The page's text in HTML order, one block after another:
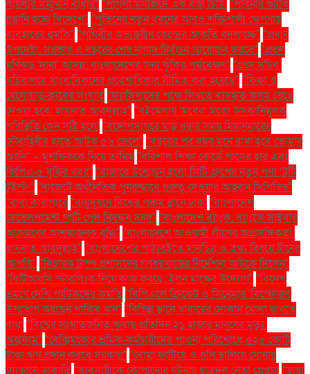
লায়লার সম্মুখীন বাধার" "পাগলা মসজিদে এক বস্তা চিঠি:"পাবনার শুঁটকি
রপ্তানি হচ্ছে বিদেশে" "পুতিনের নতুন ধরনের আরও শক্তিশালী ক্ষেপণাস্ত্র
ব্যবহারের হুমকি" "পৃথিবীর অভ্যন্তরীণ কেন্দ্রের আকৃতি বদলাচ্ছে" "প্রধান
উপদেষ্টা: সরকার এ বছরের শেষ নাগাদ নির্বাচন আয়োজন করবে" "প্রবল
ঘূর্ণিঝড় 'দানা' আসন্ন: বাংলাদেশের জন্য ঝুঁকির পর্যবেক্ষণ" "প্রেস সচিব:
সচিবালয়ে সাংবাদিকদের প্রবেশাধিকার সীমিত করা হয়েছে" "ফিফা ও
খেলোয়াড়-ক্লাবের সংঘাত"ফ্যাসিবাদের পক্ষে লিখতে ব্যবহৃত কলম ভেঙে
দেওয়া হবে: হাসনাত আবদুল্লাহ" "বইমেলায় ‘মবের’ মতো উসকানিমূলক
পরিস্থিতি কেন সৃষ্টি হলো"বঙ্গোপসাগরে মাছ ধরার সময় মিয়ানমারের
নৌবাহিনীর হাতে আটক ৫৬ জেলে" "বছরের পর বছর মনে রাখা হবে তোমার
অর্জন" – মুশফিককে নিয়ে তামিম"বরিশাল শিক্ষা বোর্ডে পাসের হার এবং
জিপিএ-৫ বৃদ্ধির খবর" "বাজারে উন্মোচন হলো সিটি গ্রুপের নতুন পণ্য ‘টুটি
টুইস্ট’" "বাজেটে অর্থনৈতিক পুনরুদ্ধারে গুরুত্ব দেওয়ার আহ্বান সিপিডির"
"বাবা কারাগারে"বায়ুদূষণে বিশ্বের পঞ্চম স্থানে ঢাকা"বাংলাদেশ
ডেভেলপমেন্ট পার্টি পেল নিবন্ধন সনদ" "বাংলাদেশ ব্যাংক: ব্যাংকে সাইবার
আক্রমণের আশঙ্কাজনক বৃদ্ধি" "বাংলাদেশে আওয়ামী লীগের অপ্রাসঙ্গিকতা:
হাসনাত আবদুল্লাহ" "বাংলাদেশের পাঠ্যবইতে মানচিত্র ও তথ্য বিষয়ে চীনের
আপত্তি" "বিচারক ট্রাম্প প্রশাসনের গণবরখাস্তের নির্দেশনা আটকে দিলেন"
"বিটিআরসি স্টারলিংক নিয়ে কাজ করছে: ইলন মাস্কের উদ্যোগ" "বিদেশ
ভ্রমণে দেশি পর্যটকদের কমতি"বিপিএলে ক্রিকেট ও সিনেমার 'বিস্ফোরণ'
উপভোগ করছেন শাকিব খান" "বিভিন্ন স্থানে খাবারের দোকান খোলা রাখতে
বাধা"বিশ্বের সংঘাতজনিত ক্ষুধায় প্রতিদিন ২১ হাজার মানুষের মৃত্যু:
অক্সফাম" "বেক্সিমকোর শ্রমিক-কর্মচারীদের পাওনা পরিশোধে ৫২৫ কোটি
টাকা ঋণ প্রদান করবে সরকার" "বোমা ফাটিয়ে ও গুলি চালিয়ে সোনার
দোকানে ডাকাতি"ব্যবসায়ীকে কোপানোর ঘটনায় ছাত্রদল নেতা গ্রেপ্তার"ভাঙা